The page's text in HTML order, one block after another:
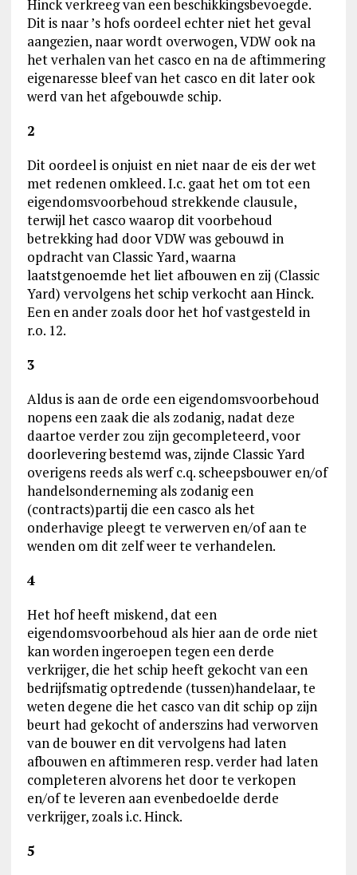
Hinck verkreeg van een beschikkingsbevoegde.
Dit is naar ’s hofs oordeel echter niet het geval
aangezien, naar wordt overwogen, VDW ook na
het verhalen van het casco en na de aftimmering
eigenaresse bleef van het casco en dit later ook
werd van het afgebouwde schip.
2
Dit oordeel is onjuist en niet naar de eis der wet
met redenen omkleed. I.c. gaat het om tot een
eigendomsvoorbehoud strekkende clausule,
terwijl het casco waarop dit voorbehoud
betrekking had door VDW was gebouwd in
opdracht van Classic Yard, waarna
laatstgenoemde het liet afbouwen en zij (Classic
Yard) vervolgens het schip verkocht aan Hinck.
Een en ander zoals door het hof vastgesteld in
r.o. 12.
3
Aldus is aan de orde een eigendomsvoorbehoud
nopens een zaak die als zodanig, nadat deze
daartoe verder zou zijn gecompleteerd, voor
doorlevering bestemd was, zijnde Classic Yard
overigens reeds als werf c.q. scheepsbouwer en/of
handelsonderneming als zodanig een
(contracts)partij die een casco als het
onderhavige pleegt te verwerven en/of aan te
wenden om dit zelf weer te verhandelen.
4
Het hof heeft miskend, dat een
eigendomsvoorbehoud als hier aan de orde niet
kan worden ingeroepen tegen een derde
verkrijger, die het schip heeft gekocht van een
bedrijfsmatig optredende (tussen)handelaar, te
weten degene die het casco van dit schip op zijn
beurt had gekocht of anderszins had verworven
van de bouwer en dit vervolgens had laten
afbouwen en aftimmeren resp. verder had laten
completeren alvorens het door te verkopen
en/of te leveren aan evenbedoelde derde
verkrijger, zoals i.c. Hinck.
5